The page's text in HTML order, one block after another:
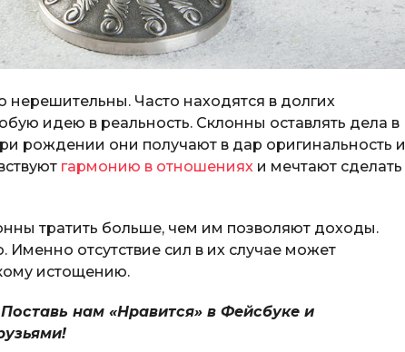
нерешительны. Часто находятся в долгих
идею в реальность. Склонны оставлять дела в
рождении они получают в дар оригинальность и
гармонию в отношениях и мечтают сделать
тратить больше, чем им позволяют доходы.
отсутствие сил в их случае может
истощению.
нам «Нравится» в Фейсбуке и